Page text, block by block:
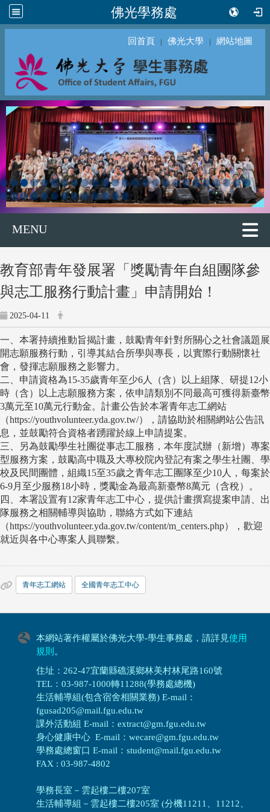
佛光學務處
回首頁 ｜ 佛光大學 ｜ 網站地圖
MENU
教育部青年發展署「獎勵青年自組團隊參
與志工服務行動計畫」申請開始！
2025-04-11
一、本署持續推動旨揭計畫，鼓勵青年針對所關心之社會議題展
開志願服務行動，引導其結合所學與專長，以實際行動關懷社
會，發揮志願服務之影響力。
二、申請資格為15-35歲青年至少6人（含）以上組隊、研提12小
時（含）以上志願服務方案，依申請類別不同最高可獲得新臺幣
3萬元至10萬元行動金。計畫公告於本署青年志工網站
（https://youthvolunteer.yda.gov.tw/），請協助於相關網站公告訊
息，並鼓勵符合資格者踴躍於線上申請提案。
三、另為鼓勵學生社團從事志工服務，本年度試辦（新增）專案
型服務方案，鼓勵高中職及大專校院內登記有案之學生社團、學
校及民間團體，組織15至35歲之青年志工團隊至少10人，每案於
6-9月至少服務18小時，獎勵金為最高新臺幣8萬元（含稅）。
四、本署設置有12家青年志工中心，提供計畫撰寫提案申請、出
隊服務之相關輔導與協助，聯絡方式如下連結
（https://youthvolunteer.yda.gov.tw/content/m_centers.php），歡迎
就近與各中心專案人員聯繫。
青年志工網站 全國青年志工中心
本網站著作權屬於佛光大學-學生事務處，請詳見使用
規則 。
住址：262-47宜蘭縣礁溪鄉林美村林尾路160號
TEL：03-987-1000轉11288(學務處總機)
生活輔導組(包含宿舍相關業務) E-mail：
fgusad205@mail.fgu.edu.tw
課外活動組 E-mail：extract@gm.fgu.edu.tw
身心健康中心 E-mail：wecare@gm.fgu.edu.tw
學務處總窗口 E-mail：student@mail.fgu.edu.tw
FAX : 03-987-4802
學務長室－雲起樓二樓207室
生活輔導組 － 雲起樓二樓205室 (分機11211、11212、